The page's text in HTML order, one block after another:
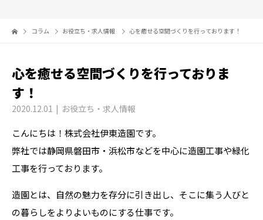
コラム お役立ち・求人情報 心を癒せる空間づくりを行っております！
心を癒せる空間づくりを行っておりま
す！
2020.12.01 お役立ち・求人情報
こんにちは！株式会社伊東造園です。
弊社では静岡県磐田市・浜松市などを中心に造園工事や緑化
工事を行っております。
造園とは、自然の魅力を存分に引き出し、そこに集う人びと
の暮らしをよりよいものにする仕事です。